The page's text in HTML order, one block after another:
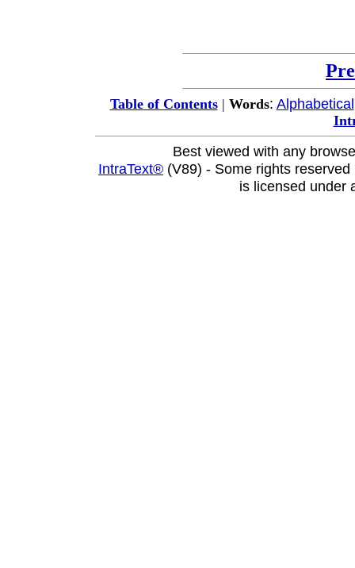
Table of Contents| Words: Alphabetical
Best viewed with any
IntraText® (V89) - Some rights
is licensed under